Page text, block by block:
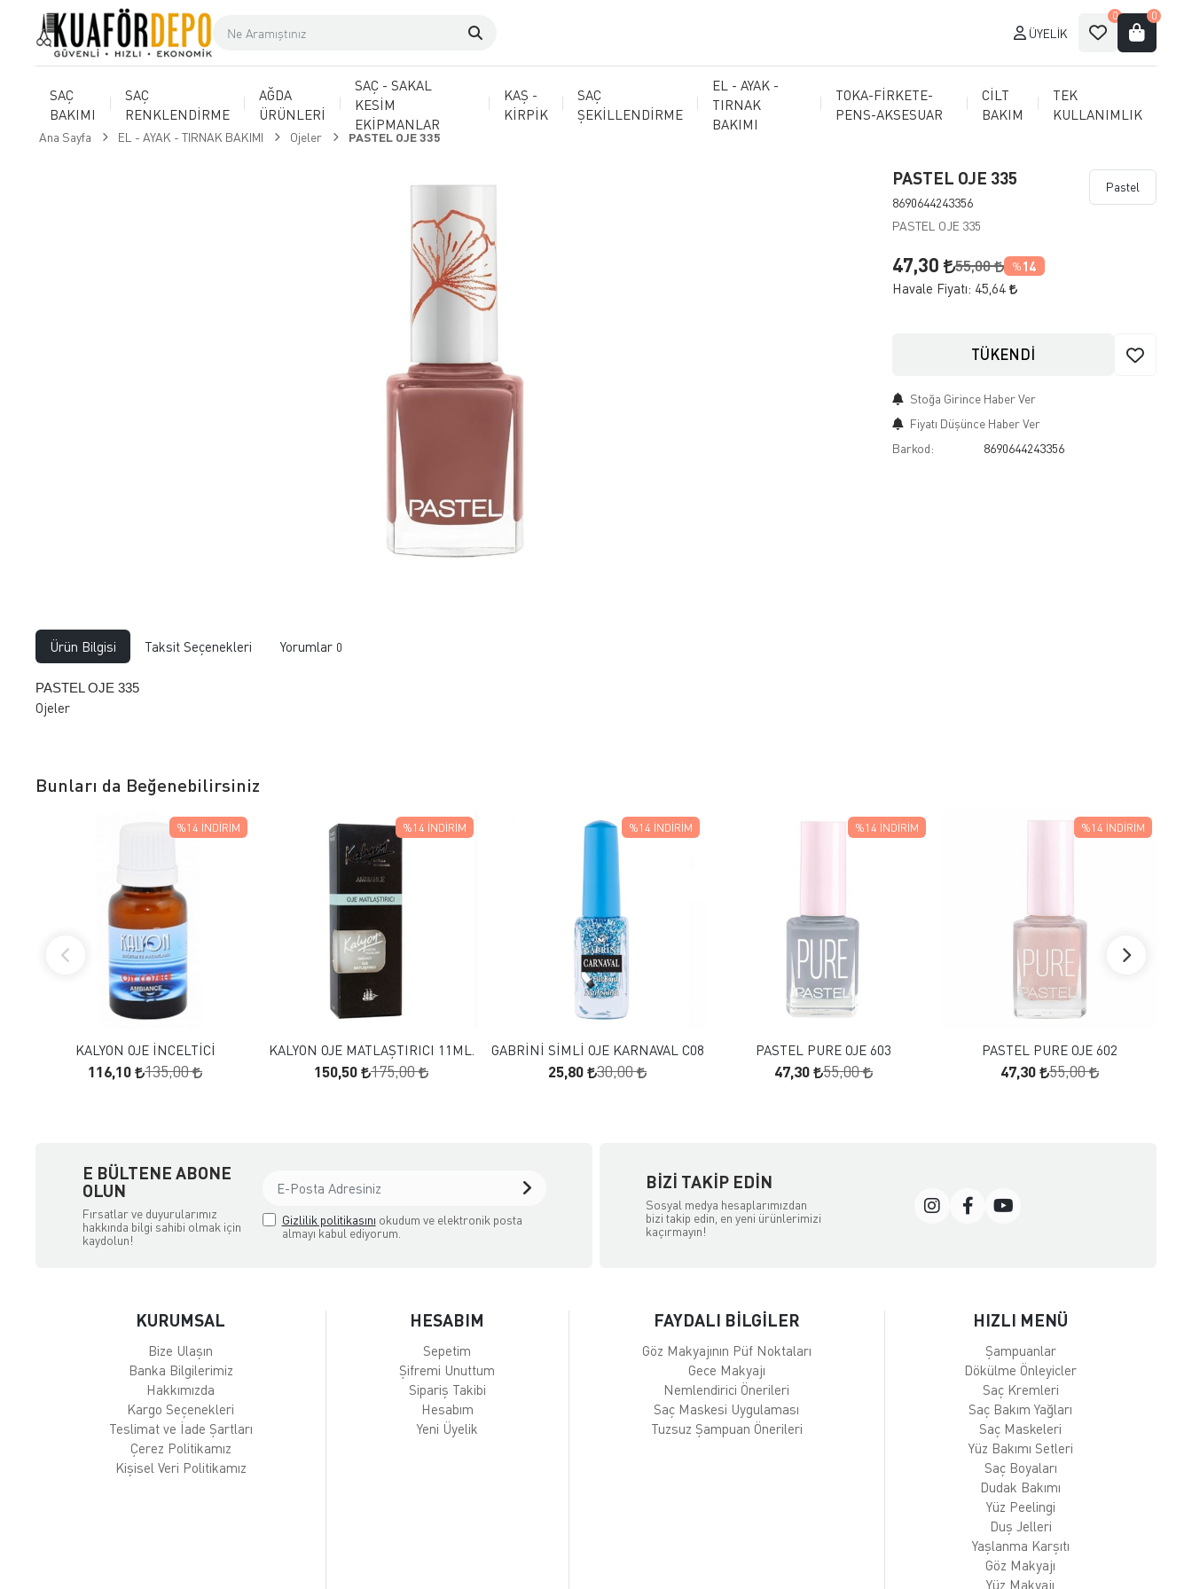
ÜYELIK
0 0
SAÇ
BAKIMI
SAÇ
RENKLENDİRME
AĞDA
ÜRÜNLERİ
SAÇ - SAKAL
KESİM
EKİPMANLAR
KAŞ -
KİRPİK
SAÇ
ŞEKİLLENDİRME
EL - AYAK -
TIRNAK
BAKIMI
TOKA-FİRKETE-
PENS-AKSESUAR
CİLT
BAKIM
TEK
KULLANIMLIK
Ana Sayfa EL - AYAK - TIRNAK BAKIMI Ojeler PASTEL OJE 335
PASTEL OJE 335
8690644243356
Pastel
PASTEL OJE 335
47,30 55,00 % 14
Havale Fiyatı: 45,64
TÜKENDİ
Stoğa Girince Haber Ver
Fiyatı Düşünce Haber Ver
Barkod:
8690644243356
Ürün Bilgisi Taksit Seçenekleri Yorumlar 0
PASTEL OJE 335
Ojeler
Bunları da Beğenebilirsiniz
FAVORILERE EKLE
SEPETE EKLE
KALYON OJE İNCELTİCİ
116,10 135,00
%14 İNDIRIM
FAVORILERE EKLE
SEPETE EKLE
KALYON OJE MATLAŞTIRICI 11ML.
150,50 175,00
%14 İNDIRIM
FAVORILERE EKLE
SEPETE EKLE
GABRİNİ SİMLİ OJE KARNAVAL C08
25,80 30,00
%14 İNDIRIM
FAVORILERE EKLE
SEPETE EKLE
PASTEL PURE OJE 603
47,30 55,00
%14 İNDIRIM
FAVORILERE EKLE
SEPETE EKLE
PASTEL PURE OJE 602
47,30 55,00
%14 İNDIRIM
E BÜLTENE ABONE
OLUN
Fırsatlar ve duyurularımız
hakkında bilgi sahibi olmak için
kaydolun!
Gizlilik politikasını okudum ve elektronik posta
almayı kabul ediyorum.
BIZI TAKIP EDIN
Sosyal medya hesaplarımızdan
bizi takip edin, en yeni ürünlerimizi
kaçırmayın!
KURUMSAL
Bize Ulaşın
Banka Bilgilerimiz
Hakkımızda
Kargo Seçenekleri
Teslimat ve İade Şartları
Çerez Politikamız
Kişisel Veri Politikamız
HESABIM
Sepetim
Şifremi Unuttum
Sipariş Takibi
Hesabım
Yeni Üyelik
FAYDALI BİLGİLER
Göz Makyajının Püf Noktaları
Gece Makyajı
Nemlendirici Önerileri
Saç Maskesi Uygulaması
Tuzsuz Şampuan Önerileri
HIZLI MENÜ
Şampuanlar
Dökülme Önleyicler
Saç Kremleri
Saç Bakım Yağları
Saç Maskeleri
Yüz Bakımı Setleri
Saç Boyaları
Dudak Bakımı
Yüz Peelingi
Duş Jelleri
Yaşlanma Karşıtı
Göz Makyajı
Yüz Makyajı